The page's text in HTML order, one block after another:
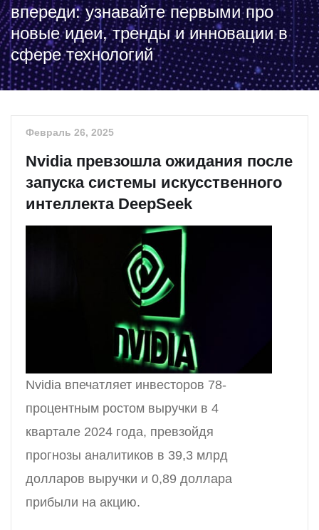
впереди: узнавайте первыми про
новые идеи, тренды и инновации в
сфере технологий
Февраль 26, 2025
Nvidia превзошла ожидания после
запуска системы искусственного
интеллекта DeepSeek
Nvidia впечатляет инвесторов 78-
процентным ростом выручки в 4
квартале 2024 года, превзойдя
прогнозы аналитиков в 39,3 млрд
долларов выручки и 0,89 доллара
прибыли на акцию.